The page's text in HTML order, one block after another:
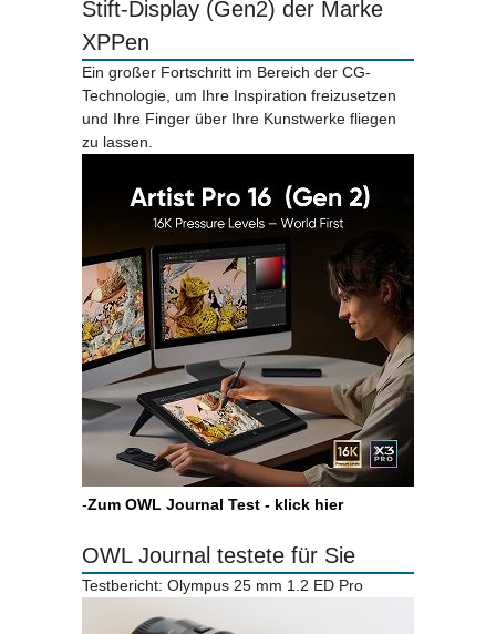
Stift-Display (Gen2) der Marke
XPPen
Ein großer Fortschritt im Bereich der CG-
Technologie, um Ihre Inspiration freizusetzen
und Ihre Finger über Ihre Kunstwerke fliegen
zu lassen.
-Zum OWL Journal Test - klick hier
OWL Journal testete für Sie
Testbericht: Olympus 25 mm 1.2 ED Pro